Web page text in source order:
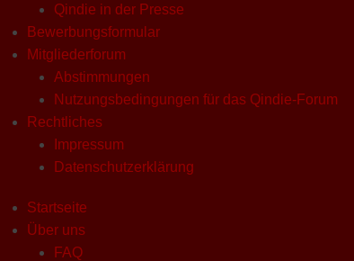
Qindie in der Presse
Bewerbungsformular
Mitgliederforum
Abstimmungen
Nutzungsbedingungen für das Qindie-Forum
Rechtliches
Impressum
Datenschutzerklärung
Startseite
Über uns
FAQ